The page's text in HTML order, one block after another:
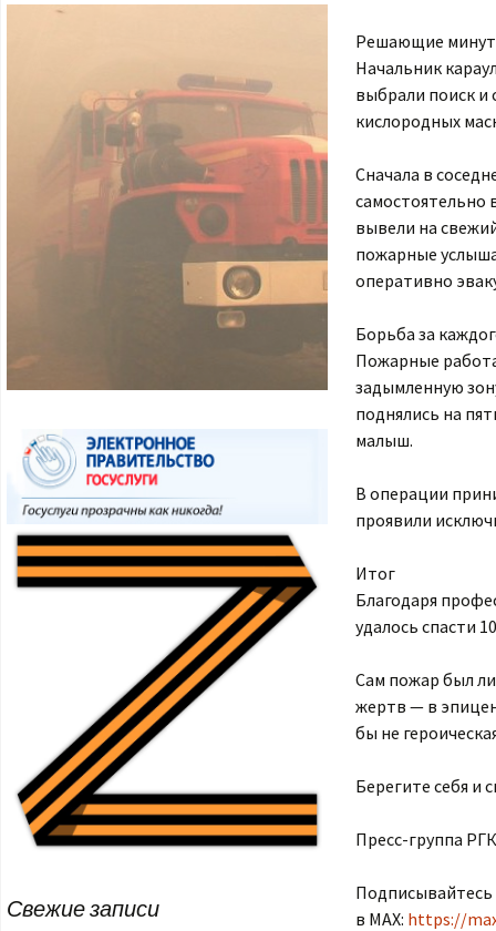
Решающие
Начальник
выбрали поиск и
кислородных
Сначала в
самостоятельно
вывели на
пожарные
оперативно
Борьба за
Пожарные
задымленную
поднялись на
малыш.
В операции
проявили
Итог
Благодаря
удалось спасти
Сам пожар был
жертв — в
бы не
Берегите себя и
Пресс-группа
Подписывайтесь
в МАХ: https://
Свежие записи